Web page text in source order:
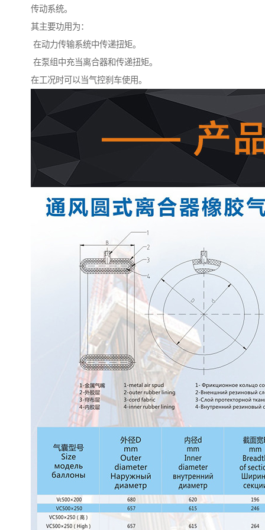
传动系统。
其主要功用为：
在动力传输系统中传递扭矩。
在泵组中充当离合器和传递扭矩。
在工况时可以当气控刹车使用。